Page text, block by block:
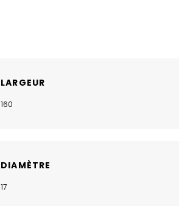
LARGEUR
160
DIAMÈTRE
17